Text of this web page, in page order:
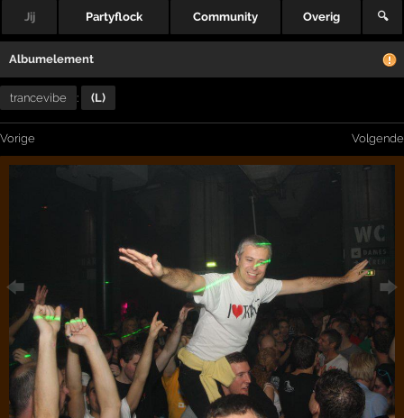
Jij Partyflock Community Overig 🔍
Albumelement
trancevibe : (L)
Vorige Volgende